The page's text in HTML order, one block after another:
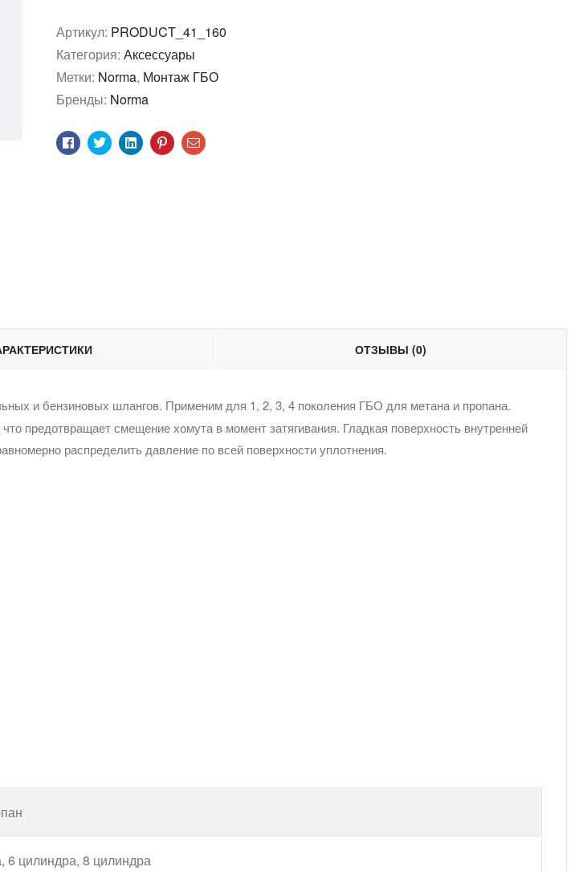
Артикул: PRODUCT_41_160
Категория:Аксессуары
Метки: Norma, Монтаж ГБО
Бренды: Norma
Facebook
TwitterLinkedInPinterestЭлектронная
ОТЗЫВЫ (0)
и бензиновых шлангов. Применим для 1, 2, 3, 4 поколения ГБО для метана и пропана.
предотвращает смещение хомута в момент затягивания. Гладкая поверхность внутренней
распределить давление по всей поверхности уплотнения.
6 цилиндра, 8 цилиндра